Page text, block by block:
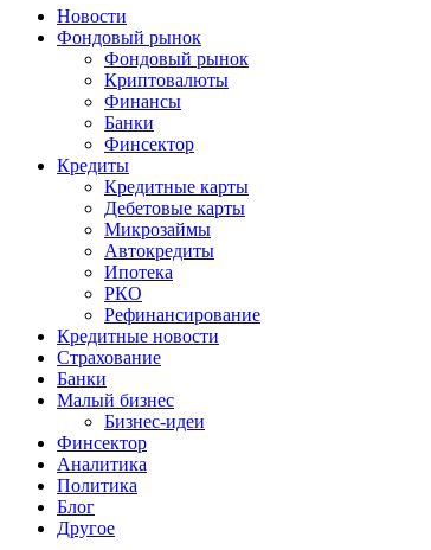
Новости
Фондовый рынок
Фондовый рынок
Криптовалюты
Финансы
Банки
Финсектор
Кредиты
Кредитные карты
Дебетовые карты
Микрозаймы
Автокредиты
Ипотека
РКО
Рефинансирование
Кредитные новости
Страхование
Банки
Малый бизнес
Бизнес-идеи
Финсектор
Аналитика
Политика
Блог
Другое